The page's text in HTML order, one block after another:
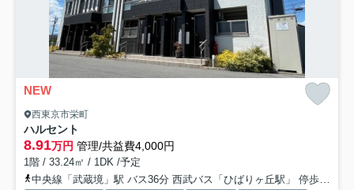
NEW
西東京市栄町
ハルセント
8.91万円 管理/共益費4,000円
1階 / 33.24㎡ / 1DK /予定
中央線「武蔵境」駅 バス36分 西武バス「ひばりヶ丘駅」 停歩12分